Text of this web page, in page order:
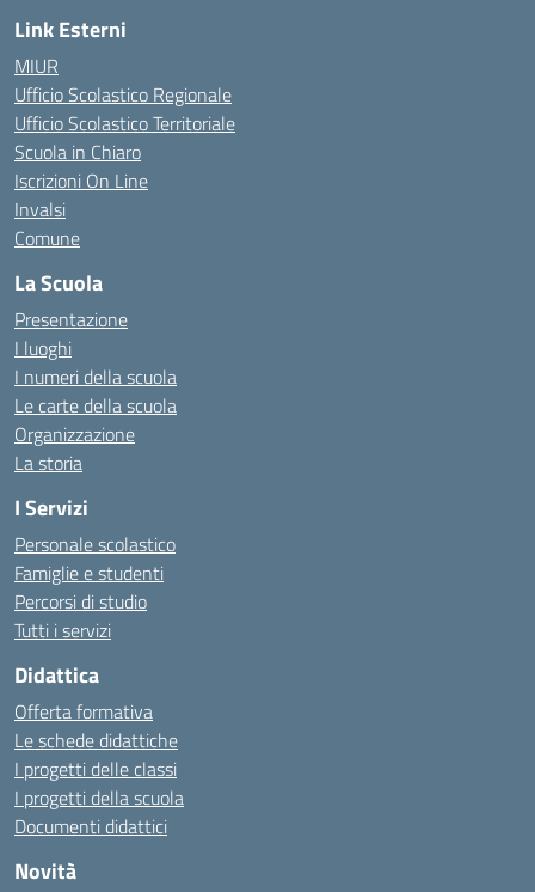
Link Esterni
MIUR
Ufficio Scolastico Regionale
Ufficio Scolastico Territoriale
Scuola in Chiaro
Iscrizioni On Line
Invalsi
Comune
La Scuola
Presentazione
I luoghi
I numeri della scuola
Le carte della scuola
Organizzazione
La storia
I Servizi
Personale scolastico
Famiglie e studenti
Percorsi di studio
Tutti i servizi
Didattica
Offerta formativa
Le schede didattiche
I progetti delle classi
I progetti della scuola
Documenti didattici
Novità